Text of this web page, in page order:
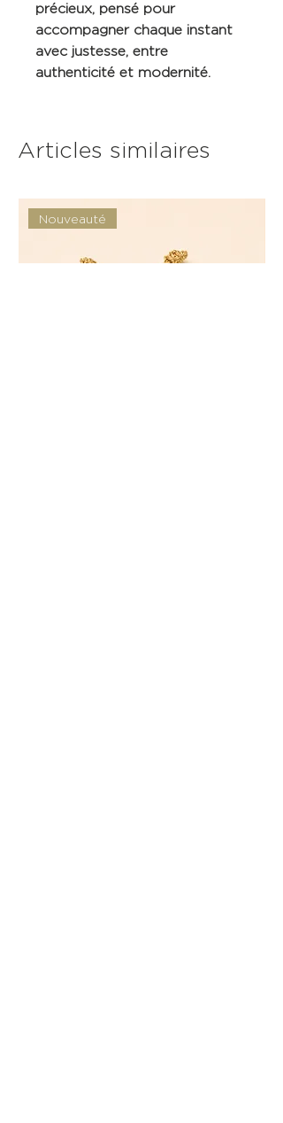
précieux, pensé pour
accompagner chaque instant
avec justesse, entre
authenticité et modernité.
Articles similaires
Nouveauté